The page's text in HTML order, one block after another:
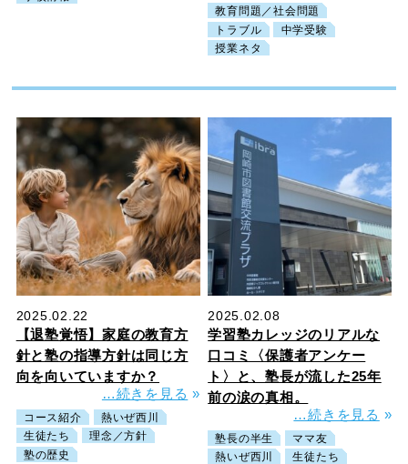
教育問題／社会問題
トラブル
中学受験
授業ネタ
2025.02.22
【退塾覚悟】家庭の教育方
針と塾の指導方針は同じ方
向を向いていますか？
…続きを見る »
コース紹介
熱いぜ西川
生徒たち
理念／方針
塾の歴史
2025.02.08
学習塾カレッジのリアルな
口コミ〈保護者アンケー
ト〉と、塾長が流した25年
前の涙の真相。
…続きを見る »
塾長の半生
ママ友
熱いぜ西川
生徒たち